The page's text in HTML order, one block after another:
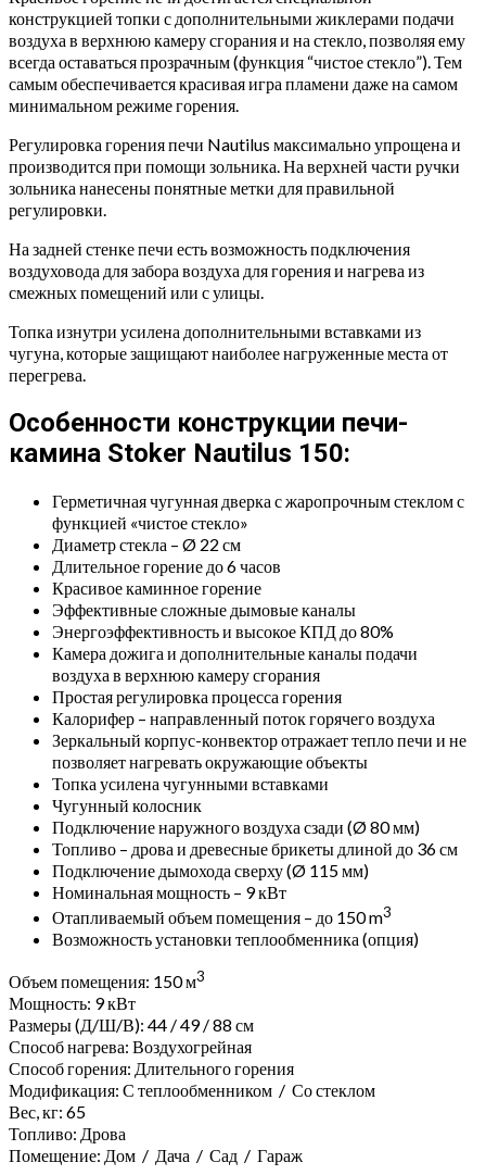
конструкцией топки с дополнительными жиклерами подачи
воздуха в верхнюю камеру сгорания и на стекло, позволяя ему
всегда оставаться прозрачным (функция “чистое стекло”). Тем
самым обеспечивается красивая игра пламени даже на самом
минимальном режиме горения.
Регулировка горения печи Nautilus максимально упрощена и
производится при помощи зольника. На верхней части ручки
зольника нанесены понятные метки для правильной
регулировки.
На задней стенке печи есть возможность подключения
воздуховода для забора воздуха для горения и нагрева из
смежных помещений или с улицы.
Топка изнутри усилена дополнительными вставками из
чугуна, которые защищают наиболее нагруженные места от
перегрева.
Особенности конструкции печи-
камина Stoker Nautilus 150:
Герметичная чугунная дверка с жаропрочным стеклом с
функцией «чистое стекло»
Диаметр стекла – Ø 22 см
Длительное горение до 6 часов
Красивое каминное горение
Эффективные сложные дымовые каналы
Энергоэффективность и высокое КПД до 80%
Камера дожига и дополнительные каналы подачи
воздуха в верхнюю камеру сгорания
Простая регулировка процесса горения
Калорифер – направленный поток горячего воздуха
Зеркальный корпус-конвектор отражает тепло печи и не
позволяет нагревать окружающие объекты
Топка усилена чугунными вставками
Чугунный колосник
Подключение наружного воздуха сзади (Ø 80 мм)
Топливо – дрова и древесные брикеты длиной до 36 см
Подключение дымохода сверху (Ø 115 мм)
Номинальная мощность – 9 кВт
Отапливаемый объем помещения – до 150 m3
Возможность установки теплообменника (опция)
Объем помещения: 150 м3
Мощность: 9 кВт
Размеры (Д/Ш/В): 44 / 49 / 88 см
Способ нагрева: Воздухогрейная
Способ горения: Длительного горения
Модификация: С теплообменником / Со стеклом
Вес, кг: 65
Топливо: Дрова
Помещение: Дом / Дача / Сад / Гараж